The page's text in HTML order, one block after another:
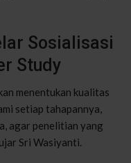
Sosialisasi
Study
menentukan kualitas
setiap tahapannya,
agar penelitian yang
Sri Wasiyanti.